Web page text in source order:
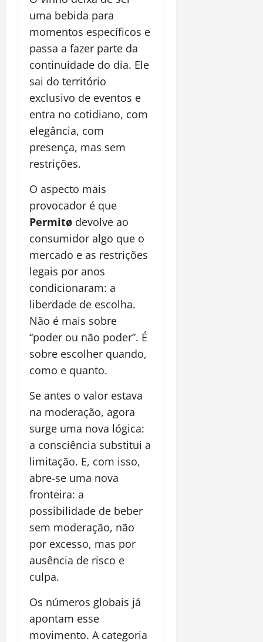
uma bebida para
momentos específicos e
passa a fazer parte da
continuidade do dia. Ele
sai do território
exclusivo de eventos e
entra no cotidiano, com
elegância, com
presença, mas sem
restrições.
O aspecto mais
provocador é que
Permitø devolve ao
consumidor algo que o
mercado e as restrições
legais por anos
condicionaram: a
liberdade de escolha.
Não é mais sobre
“poder ou não poder”. É
sobre escolher quando,
como e quanto.
Se antes o valor estava
na moderação, agora
surge uma nova lógica:
a consciência substitui a
limitação. E, com isso,
abre-se uma nova
fronteira: a
possibilidade de beber
sem moderação, não
por excesso, mas por
ausência de risco e
culpa.
Os números globais já
apontam esse
movimento. A categoria